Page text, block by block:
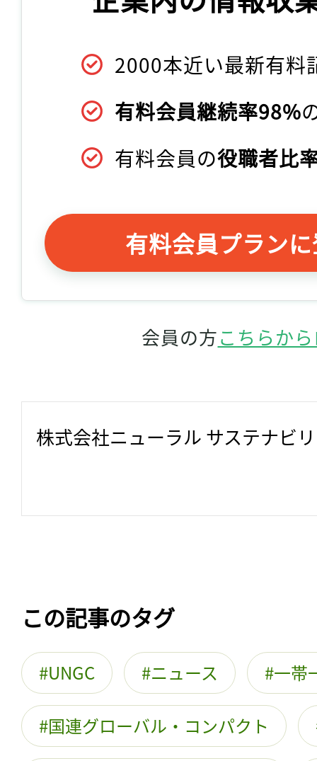
2000本近い最新有料
有料会員継続率98%
有料会員の役職者比
有料会員プラン
会員の方こちらか
株式会社ニューラル サステナビ
この記事のタグ
UNGC ニュース 一帯
国連グローバル・コンパクト